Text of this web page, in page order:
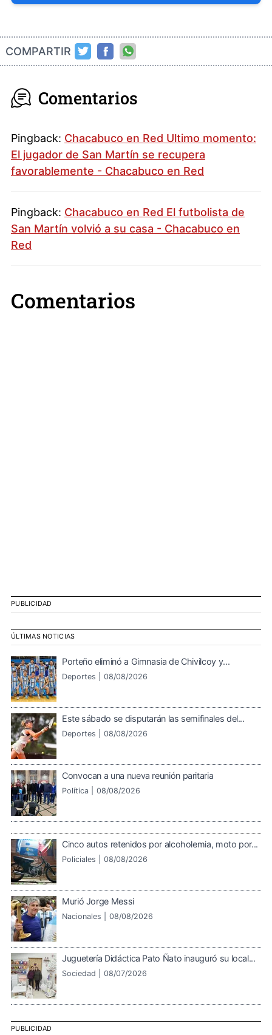
COMPARTIR
Comentarios
Pingback: Chacabuco en Red Ultimo momento:
El jugador de San Martín se recupera
favorablemente - Chacabuco en Red
Pingback: Chacabuco en Red El futbolista de
San Martín volvió a su casa - Chacabuco en
Red
Comentarios
PUBLICIDAD
ÚLTIMAS NOTICIAS
Porteño eliminó a Gimnasia de Chivilcoy y...
Deportes | 08/08/2026
Este sábado se disputarán las semifinales del...
Deportes | 08/08/2026
Convocan a una nueva reunión paritaria
Política | 08/08/2026
Cinco autos retenidos por alcoholemia, moto por...
Policiales | 08/08/2026
Murió Jorge Messi
Nacionales | 08/08/2026
Juguetería Didáctica Pato Ñato inauguró su local...
Sociedad | 08/07/2026
PUBLICIDAD